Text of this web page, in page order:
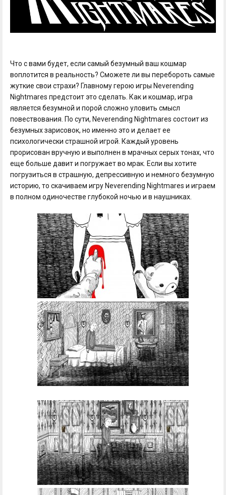
Что с вами будет, если самый безумный ваш кошмар
воплотится в реальность? Сможете ли вы перебороть самые
жуткие свои страхи? Главному герою игры Neverending
Nightmares предстоит это сделать. Как и кошмар, игра
является безумной и порой сложно уловить смысл
повествования. По сути, Neverending Nightmares состоит из
безумных зарисовок, но именно это и делает ее
психологически страшной игрой. Каждый уровень
прорисован вручную и выполнен в мрачных серых тонах, что
еще больше давит и погружает во мрак. Если вы хотите
погрузиться в страшную, депрессивную и немного безумную
историю, то скачиваем игру Neverending Nightmares и играем
в полном одиночестве глубокой ночью и в наушниках.